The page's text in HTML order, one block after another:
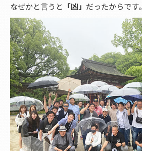
なぜかと言うと 「凶」 だったからです。